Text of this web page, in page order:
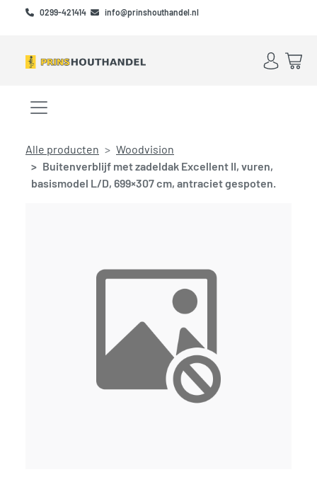
Skip to main content
Skip to footer
0299-421414 info@prinshouthandel.nl
Account
Menu openen/sluiten
Alle producten
Woodvision
Buitenverblijf met zadeldak Excellent II, vuren,
basismodel L/D, 699×307 cm, antraciet gespoten.